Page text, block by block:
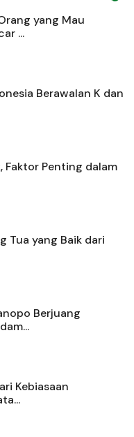
yang Mau
...
Berawalan K dan
Faktor Penting dalam
Tua yang Baik dari
Berjuang
Kebiasaan